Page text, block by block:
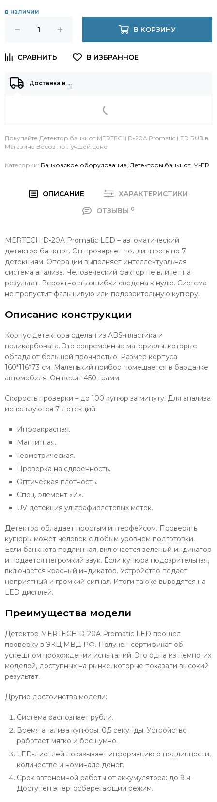
в наличии
В КОРЗИНУ
Доставка в …
Покупайте Детектор банкнот MERTECH D-20A Promatic LED RUB в
Магазине Весов по лучшей цене.
Категории: Банковское оборудование, Детекторы банкнот, M-ER
ОПИСАНИЕ
ХАРАКТЕРИСТИКИ
ОТЗЫВЫ 0
MERTECH D-20A Promatic LED – автоматический
детектор банкнот. Он проверяет подлинность по 7
детекциям. Операции выполняет интеллектуальная
система анализа. Человеческий фактор не влияет на
результат. Вероятность ошибки сведена к нулю. Система
не пропустит фальшивую или подозрительную купюру.
Описание конструкции
Корпус детектора сделан из ABS-пластика и
поликарбоната. Это современные материалы, которые
обладают большой прочностью. Размер корпуса:
160*116*73 см. Маленький прибор помещается в бардачке
автомобиля. Он весит 450 грамм.
Скорость проверки – до 100 купюр за минуту. Для анализа
используются 7 детекций:
Инфракрасная.
Магнитная.
Геометрическая.
Проверка на сдвоенность.
Оптическая плотность.
Спец. элемент «И».
UV детекция ультрафиолетовых меток.
Детектор обладает простым интерфейсом. Проверять
купюры может человек с любым уровнем подготовки.
Если банкнота подлинная, включается зеленый индикатор
и подается негромкий звук. Если купюра подозрительная,
включается красный индикатор. Устройство подает
неприятный и громкий сигнал. Итоги также выводятся на
LED дисплей.
Преимущества модели
Детектор MERTECH D-20A Promatic LED прошел
проверку в ЭКЦ МВД РФ. Получен сертификат об
успешном прохождении испытаний. Это одна из немногих
моделей, доступных на рынке, которые показали высокий
результат.
Другие достоинства модели:
Система распознает рубли.
Время анализа купюры: 0,5 секунды. Устройство
работает мягко и бесшумно.
LED-дисплей показывает информацию о подлинности,
количестве и номинале денег.
Срок автономной работы от аккумулятора: до 9 ч.
Доступен энергосберегающий режим.